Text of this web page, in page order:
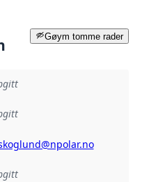
Gøym tomme rader